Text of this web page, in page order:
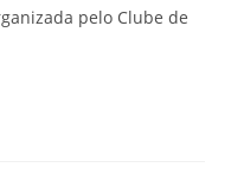
pelo Clube de